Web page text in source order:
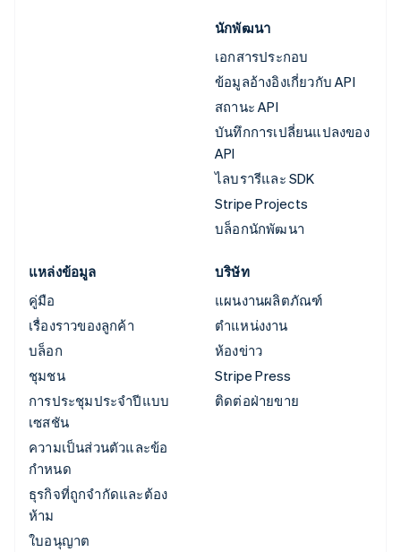
นักพัฒนา
เอกสารประกอบ
ข้อมูลอ้างอิงเกี่ยวกับ API
สถานะ API
บันทึกการเปลี่ยนแปลงของ
API
ไลบรารีและ SDK
Stripe Projects
บล็อกนักพัฒนา
แหล่งข้อมูล
คู่มือ
เรื่องราวของลูกค้า
บล็อก
ชุมชน
การประชุมประจำปีแบบ
เซสชัน
ความเป็นส่วนตัวและข้อ
กำหนด
ธุรกิจที่ถูกจำกัดและต้อง
ห้าม
ใบอนุญาต
บริษัท
แผนงานผลิตภัณฑ์
ตำแหน่งงาน
ห้องข่าว
Stripe Press
ติดต่อฝ่ายขาย